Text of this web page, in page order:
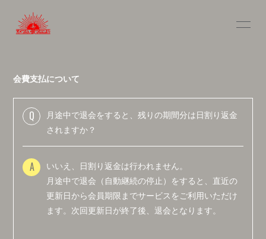
N
ログイン
会費支払について
Q
月途中で退会をすると、残りの期間分は日割り返金
されますか？
A
いいえ、日割り返金は行われません。
月途中で退会（自動継続の停止）をすると、直近の
更新日から会員期限までサービスをご利用いただけ
ます。次回更新日が終了後、退会となります。